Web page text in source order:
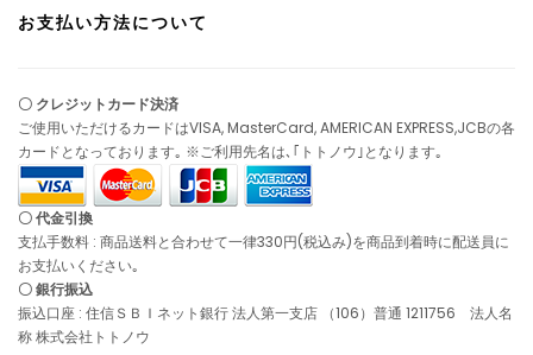
お支払い方法について
〇 クレジットカード決済
ご使用いただけるカードはVISA, MasterCard, AMERICAN EXPRESS,JCBの各
カードとなっております｡ ※ご利用先名は､｢トトノウ｣となります｡
〇 代金引換
支払手数料 : 商品送料と合わせて一律330円(税込み)を商品到着時に配送員に
お支払いください｡
〇 銀行振込
振込口座 : 住信ＳＢＩネット銀行 法人第一支店 （106）普通 1211756 法人名
称 株式会社トトノウ